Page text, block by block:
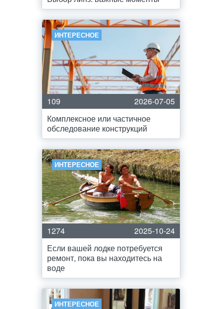
ИНТЕРЕСНОЕ
109
2026-07-05
Комплексное или частичное
обследование конструкций
ИНТЕРЕСНОЕ
1274
2025-10-24
Если вашей лодке потребуется
ремонт, пока вы находитесь на
воде
ИНТЕРЕСНОЕ